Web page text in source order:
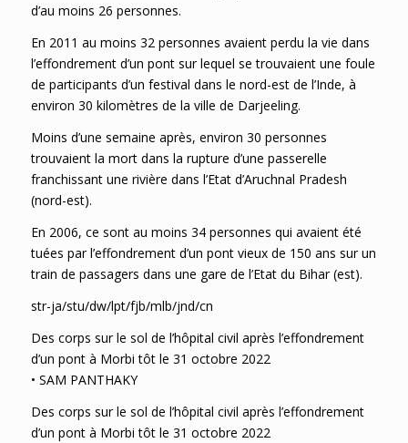
d’au moins 26 personnes.
En 2011 au moins 32 personnes avaient perdu la vie dans
l’effondrement d’un pont sur lequel se trouvaient une foule
de participants d’un festival dans le nord-est de l’Inde, à
environ 30 kilomètres de la ville de Darjeeling.
Moins d’une semaine après, environ 30 personnes
trouvaient la mort dans la rupture d’une passerelle
franchissant une rivière dans l’Etat d’Aruchnal Pradesh
(nord-est).
En 2006, ce sont au moins 34 personnes qui avaient été
tuées par l’effondrement d’un pont vieux de 150 ans sur un
train de passagers dans une gare de l’Etat du Bihar (est).
str-ja/stu/dw/lpt/fjb/mlb/jnd/cn
Des corps sur le sol de l’hôpital civil après l’effondrement
d’un pont à Morbi tôt le 31 octobre 2022
• SAM PANTHAKY
Des corps sur le sol de l’hôpital civil après l’effondrement
d’un pont à Morbi tôt le 31 octobre 2022